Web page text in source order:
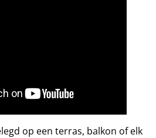
op een terras, balkon of elk